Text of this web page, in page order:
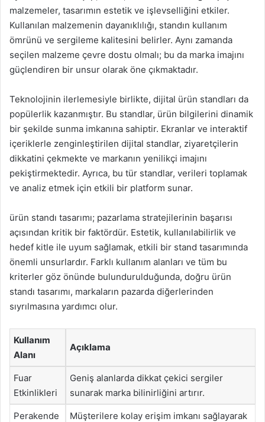
malzemeler, tasarımın estetik ve işlevselliğini etkiler.
Kullanılan malzemenin dayanıklılığı, standın kullanım
ömrünü ve sergileme kalitesini belirler. Aynı zamanda
seçilen malzeme çevre dostu olmalı; bu da marka imajını
güçlendiren bir unsur olarak öne çıkmaktadır.
Teknolojinin ilerlemesiyle birlikte, dijital ürün standları da
popülerlik kazanmıştır. Bu standlar, ürün bilgilerini dinamik
bir şekilde sunma imkanına sahiptir. Ekranlar ve interaktif
içeriklerle zenginleştirilen dijital standlar, ziyaretçilerin
dikkatini çekmekte ve markanın yenilikçi imajını
pekiştirmektedir. Ayrıca, bu tür standlar, verileri toplamak
ve analiz etmek için etkili bir platform sunar.
ürün standı tasarımı; pazarlama stratejilerinin başarısı
açısından kritik bir faktördür. Estetik, kullanılabilirlik ve
hedef kitle ile uyum sağlamak, etkili bir stand tasarımında
önemli unsurlardır. Farklı kullanım alanları ve tüm bu
kriterler göz önünde bulundurulduğunda, doğru ürün
standı tasarımı, markaların pazarda diğerlerinden
sıyrılmasına yardımcı olur.
Kullanım
Alanı
Açıklama
Fuar
Etkinlikleri
Geniş alanlarda dikkat çekici sergiler
sunarak marka bilinirliğini artırır.
Perakende
Müşterilere kolay erişim imkanı sağlayarak